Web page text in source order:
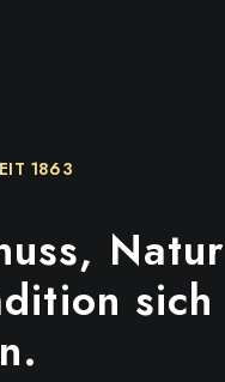
1863
Natur
sich